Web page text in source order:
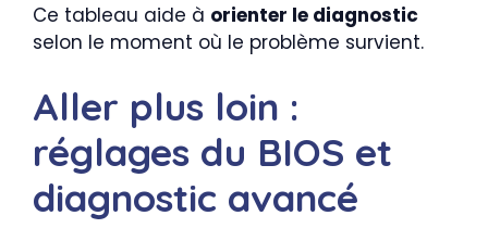
Ce tableau aide à orienter le diagnostic
selon le moment où le problème survient.
Aller plus loin :
réglages du BIOS et
diagnostic avancé